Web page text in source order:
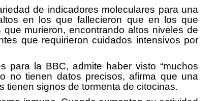
de indicadores moleculares para una
en los que fallecieron que en los que
murieron, encontrando altos niveles de
que requirieron cuidados intensivos por
para la BBC, admite haber visto “muchos
no tienen datos precisos, afirma que una
tienen signos de tormenta de citocinas.